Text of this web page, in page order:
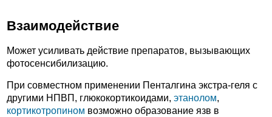
Взаимодействие
Может усиливать действие препаратов, вызывающих
фотосенсибилизацию.
При совместном применении Пенталгина экстра-геля с
другими НПВП, глюкокортикоидами, этанолом,
кортикотропином возможно образование язв в